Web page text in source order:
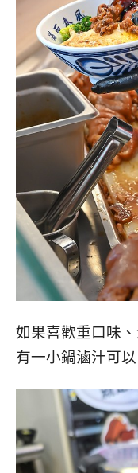
如果喜歡重口味
有一小鍋滷汁可